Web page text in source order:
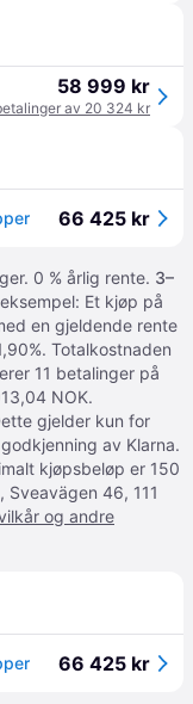
58 999 kr
av 20 324 kr
66 425 kr
0 % årlig rente. 3–
Et kjøp på
en gjeldende rente
Totalkostnaden
11 betalinger på
NOK.
gjelder kun for
av Klarna.
kjøpsbeløp er 150
Sveavägen 46, 111
og andre
66 425 kr